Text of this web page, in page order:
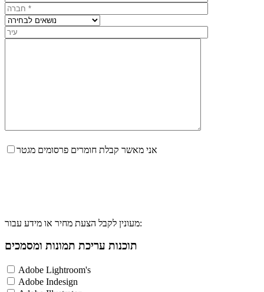
אני מאשר קבלת חומרים פרסומים מגטר
מעונין לקבל הצעת מחיר או מידע עבור:
תוכנות עריכת תמונות ומסמכים
Adobe Lightroom's
Adobe Indesign